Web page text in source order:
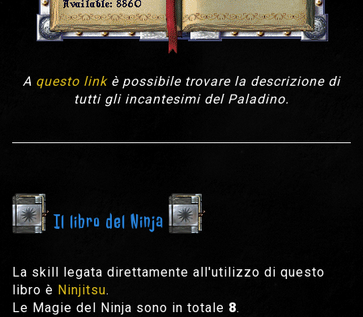
A questo linkè possibile trovare la descrizione di
tutti gli incantesimi del Paladino.
Il libro del Ninja
La skill legata direttamente all'utilizzo di questo
libro è Ninjitsu.
Le Magie del Ninja sono in totale 8.